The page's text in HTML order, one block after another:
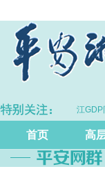
·上半年浙江GDP同
首页 高